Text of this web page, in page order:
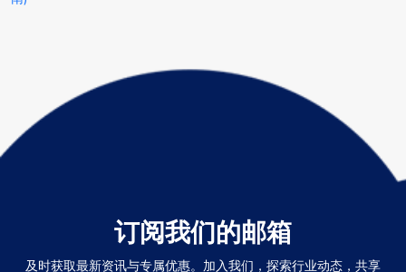
订阅我们的邮箱
及时获取最新资讯与专属优惠。加入我们，探索行业动态，共享